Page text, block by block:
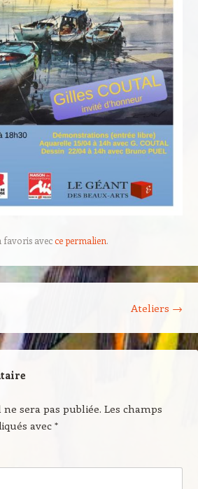
favoris avecce permalien.
Ateliers →
sera pas publiée. Les champs
avec *